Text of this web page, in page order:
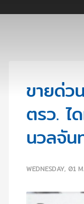
ขายด่
ตรว. ไ
นวลจัน
WEDNESDAY, 01